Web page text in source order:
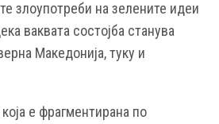
злоупотреби на зелените идеи
ваквата состојба станува
Македонија, туку и
е фрагментирана по